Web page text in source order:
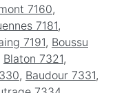
7160,
7181,
7191, Boussu
Blaton 7321,
, Baudour 7331,